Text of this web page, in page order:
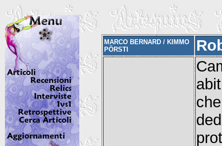
MARCO BERNARD / KIMMO
PÖRSTI